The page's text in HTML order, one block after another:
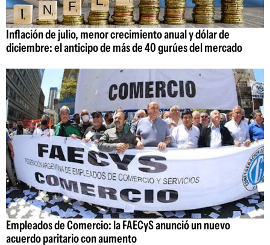
Inflación de julio, menor crecimiento anual y dólar de
diciembre: el anticipo de más de 40 gurúes del mercado
Empleados de Comercio: la FAECyS anunció un nuevo
acuerdo paritario con aumento